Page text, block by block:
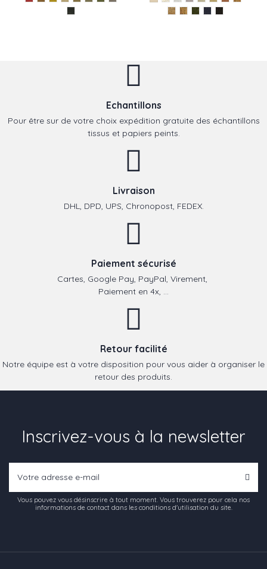
Echantillons
Pour être sur de votre choix expédition gratuite des échantillons
tissus et papiers peints.
Livraison
DHL, DPD, UPS, Chronopost, FEDEX.
Paiement sécurisé
Cartes, Google Pay, PayPal, Virement,
Paiement en 4x, ...
Retour facilité
Notre équipe est à votre disposition pour vous aider à organiser le
retour des produits.
Inscrivez-vous à la newsletter
Vous pouvez vous désinscrire à tout moment. Vous trouverez pour cela nos
informations de contact dans les conditions d'utilisation du site.